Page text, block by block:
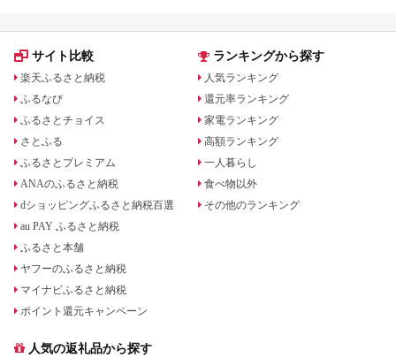
サイト比較
楽天ふるさと納税
ふるなび
ふるさとチョイス
さとふる
ふるさとプレミアム
ANAのふるさと納税
dショッピングふるさと納税百選
au PAY ふるさと納税
ふるさと本舗
ヤフーのふるさと納税
マイナビふるさと納税
ポイント還元キャンペーン
ランキングから探す
人気ランキング
還元率ランキング
家電ランキング
高額ランキング
一人暮らし
食べ物以外
その他のランキング
人気の返礼品から探す